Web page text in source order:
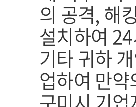
의 공격, 해
설치하여
기타 귀하
업하여 만